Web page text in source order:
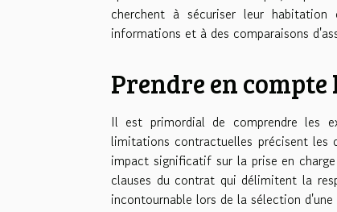
cherchent à sécuriser leur
informations et à des comparaisons
Prendre en
Il est primordial de comprendre les
limitations contractuelles précisent les
impact significatif sur la prise en
clauses du contrat qui délimitent la
incontournable lors de la sélection